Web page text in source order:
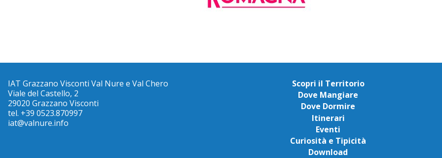
IAT Grazzano Visconti Val Nure e Val Chero
Viale del Castello, 2
29020 Grazzano Visconti
tel. +39 0523.870997
iat@valnure.info
Scopri il Territorio
Dove Mangiare
Dove Dormire
Itinerari
Eventi
Curiosità e Tipicità
Download